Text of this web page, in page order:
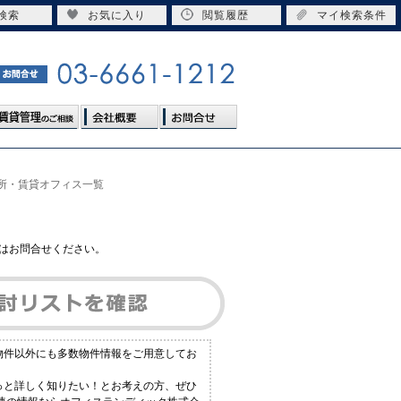
・賃貸オフィス一覧
お問合せください。
以外にも多数物件情報をご用意してお
詳しく知りたい！とお考えの方、ぜひ
索 お気に入り 閲覧履歴 マイ検索条件